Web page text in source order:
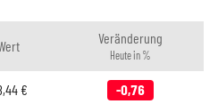
Veränderung
Heute in %
€ -0,76